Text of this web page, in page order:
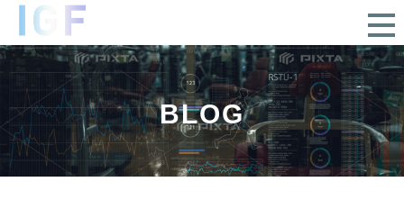
BLOG